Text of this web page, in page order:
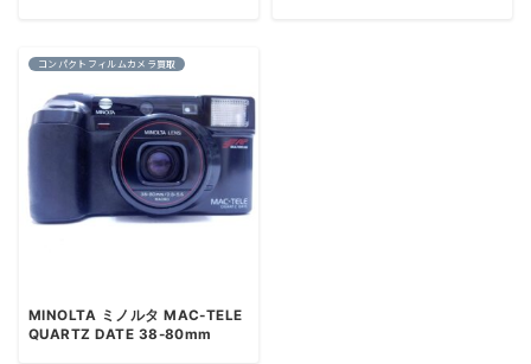
コンパクトフィルムカメラ買取
MINOLTA ミノルタ MAC-TELE
QUARTZ DATE 38-80mm